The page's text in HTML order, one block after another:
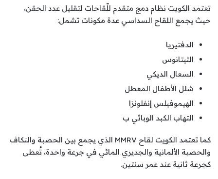
تعتمد الكويت نظام دمج متقدم للّقاحات لتقليل عدد الحقن،
حيث يجمع اللقاح السداسي عدة مكونات تشمل:
الدفتيريا
التيتانوس
السعال الديكي
شلل الأطفال المعطل
الهيموفيلس إنفلونزا
التهاب الكبد الوبائي ب
كما تعتمد الكويت لقاح MMRV الذي يجمع بين الحصبة والنكاف
والحصبة الألمانية والجديري المائي في جرعة واحدة، تُعطى
كجرعة ثانية عند عمر سنتين.